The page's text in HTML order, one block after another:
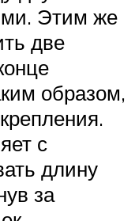
Этим же
две
образом,
с
длину
за